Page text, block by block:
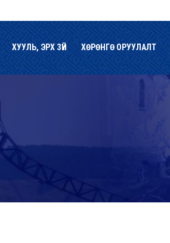
ХУУЛЬ, ЭРХ ЗҮЙ ХӨРӨНГӨ ОРУУЛАЛТ